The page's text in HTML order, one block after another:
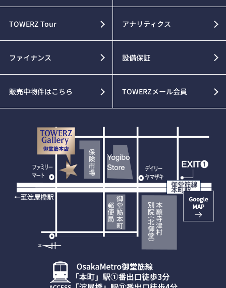
TOWERZ Tour アナリティクス
ファイナンス 設備保証
販売中物件はこちら TOWERZメール会員